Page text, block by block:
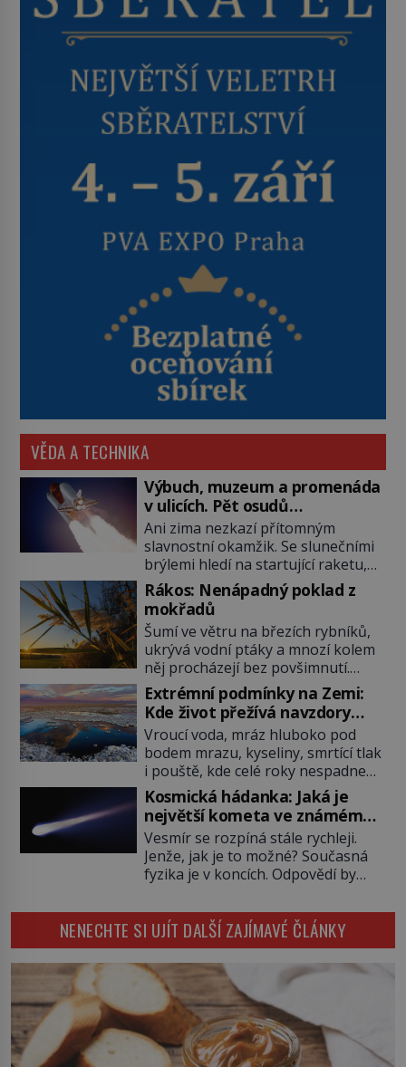
VĚDA A TECHNIKA
Výbuch, muzeum a promenáda
v ulicích. Pět osudů
nejslavnějších raketoplánů
Ani zima nezkazí přítomným
slavnostní okamžik. Se slunečními
brýlemi hledí na startující raketu,
která má do vesmíru vynést kromě
posádky také obyčejnou učitelku.
Po několika sekundách všem
ztuhnou úsměvy, stroj totiž
exploduje. Jejich konstrukce není
z levného kraje, daňové poplatníky
stojí miliardy dolarů. Na druhou
stranu zvládnou jen představitelné
věci. Na malé kousky Název:
Columbia První […]
Rákos: Nenápadný poklad z
mokřadů
Šumí ve větru na březích rybníků,
ukrývá vodní ptáky a mnozí kolem
něj procházejí bez povšimnutí.
Přesto právě rákos pomáhal stavět
domy, vyrábět lodě, zapisovat první
texty a inspiroval řadu pověstí.
Tato skromná, ale užitečná
rostlina provází člověka už tisíce
let. Většina lidí vnímá rákos jen jako
obyčejnou kulisu letního koupání.
Stačí se však podívat […]
Extrémní podmínky na Zemi:
Kde život přežívá navzdory
všemu
Vroucí voda, mráz hluboko pod
bodem mrazu, kyseliny, smrtící tlak
i pouště, kde celé roky nespadne
jediná kapka deště. Na první
pohled místa, kde nemůže
existovat vůbec nic. Přesto právě
tady vědci objevují organismy,
které posouvají hranice života.
Každý nový nález mění naše
dokáže příroda a napovídá, kde
bychom jednou […]
Kosmická hádanka: Jaká je
největší kometa ve známém
vesmíru?
Vesmír se rozpíná stále rychleji.
Jenže, jak je to možné? Současná
fyzika je v koncích. Odpovědí by
energie. Právě na tu se zaměří
pozornost dvojice zkušených
astronomů. Namísto ní ale objeví
něco mnohem hmatatelnějšího.
Naprosto rekordní kometu!
Astronomové Pedro Bernardinelli a
Gary Bernstein mravenčí prací
zkoumají archivní snímky v rámci
Průzkumu temné energie […]
NENECHTE SI UJÍT DALŠÍ ZAJÍMAVÉ ČLÁNKY